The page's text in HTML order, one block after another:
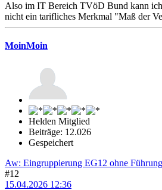
Also im IT Bereich TVöD Bund kann
nicht ein tarifliches Merkmal "Maß der
MoinMoin
Helden Mitglied
Beiträge: 12.026
Gespeichert
Aw: Eingruppierung EG12 ohne
#12
15.04.2026 12:36